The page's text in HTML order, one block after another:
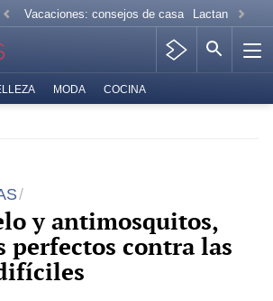
Vacaciones: consejos de casa Lactancia
MODA COCINA
y antimosquitos,
perfectos contra las